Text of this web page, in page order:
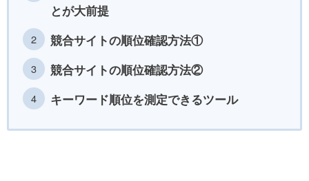
とが大前提
競合サイトの順位確認方法①
競合サイトの順位確認方法②
キーワード順位を測定できるツール